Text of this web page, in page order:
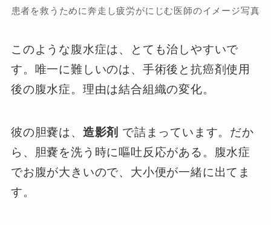
患者を救うために奔走し疲労がにじむ医師のイメージ写真
このような腹水症は、とても治しやすいで
す。唯一に難しいのは、手術後と抗癌剤使用
後の腹水症。理由は結合組織の変化。
彼の胆嚢は、 造影剤 で詰まっています。だか
ら、胆嚢を洗う時に嘔吐反応がある。腹水症
でお腹が大きいので、大小便が一緒に出てま
す。